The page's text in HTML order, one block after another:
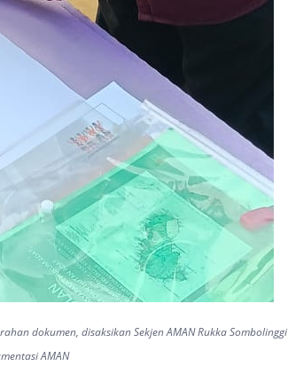
dokumen, disaksikan Sekjen AMAN Rukka Sombolinggi
AMAN